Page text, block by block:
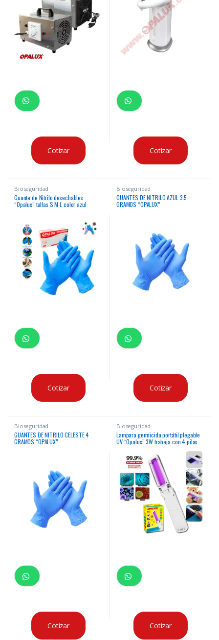
Cotizar Cotizar
Bioseguridad
Guante de Nitrilo desechables
“Opalux” tallas S M L color azul
Cotizar
Bioseguridad
GUANTES DE NITRILO AZUL 3.5
GRAMOS “OPALUX”
Cotizar
Bioseguridad
GUANTES DE NITRILO CELESTE 4
GRAMOS “OPALUX”
Cotizar
Bioseguridad
Lampara germicida portátil plegable
UV “Opalux” 3W trabaja con 4 pilas
Cotizar